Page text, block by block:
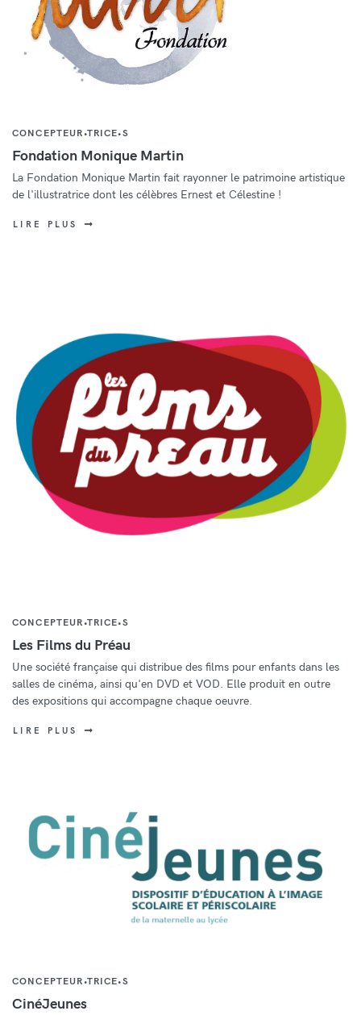
CONCEPTEUR•TRICE•S
Fondation Monique Martin
La Fondation Monique Martin fait rayonner le patrimoine artistique
de l'illustratrice dont les célèbres Ernest et Célestine !
LIRE PLUS
CONCEPTEUR•TRICE•S
Les Films du Préau
Une société française qui distribue des films pour enfants dans les
salles de cinéma, ainsi qu'en DVD et VOD. Elle produit en outre
des expositions qui accompagne chaque oeuvre.
LIRE PLUS
CONCEPTEUR•TRICE•S
CinéJeunes